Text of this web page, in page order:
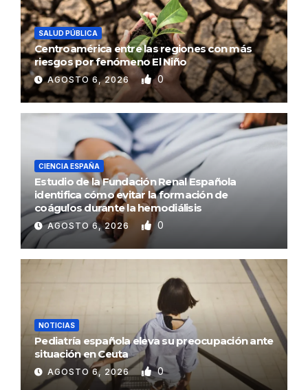
SALUD PÚBLICA
Centroamérica entre las regiones con más
riesgos por fenómeno El Niño
AGOSTO 6, 2026 0
CIENCIA ESPAÑA
Estudio de la Fundación Renal Española
identifica cómo evitar la formación de
coágulos durante la hemodiálisis
AGOSTO 6, 2026 0
NOTICIAS
Pediatría española eleva su preocupación ante
situación en Ceuta
AGOSTO 6, 2026 0